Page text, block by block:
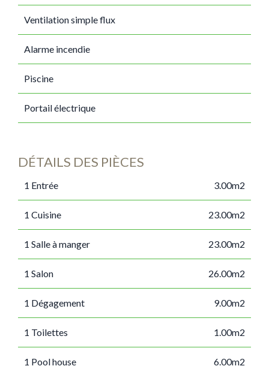
Ventilation simple flux
Alarme incendie
Piscine
Portail électrique
DÉTAILS DES PIÈCES
1 Entrée 3.00m2
1 Cuisine 23.00m2
1 Salle à manger 23.00m2
1 Salon 26.00m2
1 Dégagement 9.00m2
1 Toilettes 1.00m2
1 Pool house 6.00m2